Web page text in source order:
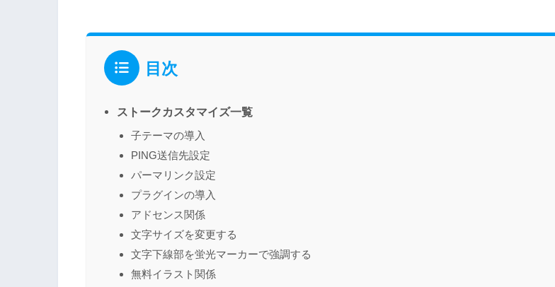
目次
ストークカスタマイズ一覧
子テーマの導入
PING送信先設定
パーマリンク設定
プラグインの導入
アドセンス関係
文字サイズを変更する
文字下線部を蛍光マーカーで強調する
無料イラスト関係